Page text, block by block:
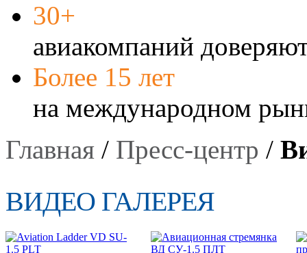
30+
авиакомпаний
Более 15 лет
на международном
Главная / Пресс-центр /
ВИДЕО ГАЛЕРЕЯ